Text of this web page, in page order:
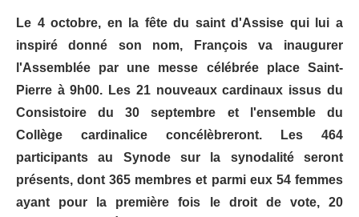
Le 4 octobre, en la fête du saint d'Assise qui lui a
inspiré donné son nom, François va inaugurer
l'Assemblée par une messe célébrée place Saint-
Pierre à 9h00. Les 21 nouveaux cardinaux issus du
Consistoire du 30 septembre et l'ensemble du
Collège cardinalice concélèbreront. Les 464
participants au Synode sur la synodalité seront
présents, dont 365 membres et parmi eux 54 femmes
ayant pour la première fois le droit de vote, 20